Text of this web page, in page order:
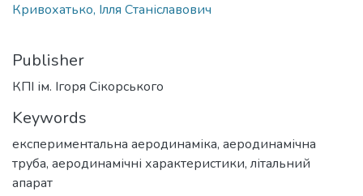
Кривохатько, Ілля Станіславович
Publisher
КПІ ім. Ігоря Сікорського
Keywords
експериментальна аеродинаміка, аеродинамічна
труба, аеродинамічні характеристики, літальний
апарат